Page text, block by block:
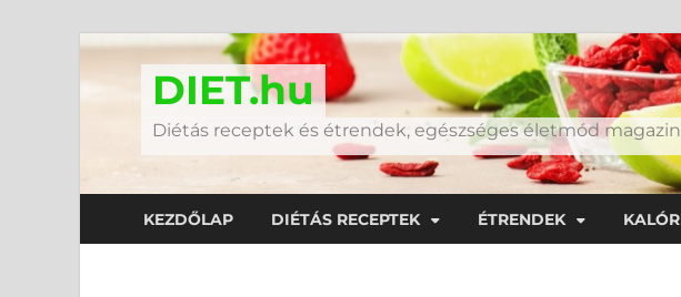
DIET.hu
Diétás receptek és étrendek, egészséges életmód magazin
KEZDŐLAP DIÉTÁS RECEPTEK ÉTRENDEK